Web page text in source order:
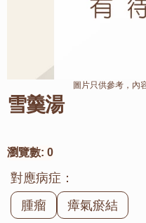
雪羹湯
瀏覽數: 0
對應病症：
腫瘤
瘴氣瘀結
圖片只供參考，內